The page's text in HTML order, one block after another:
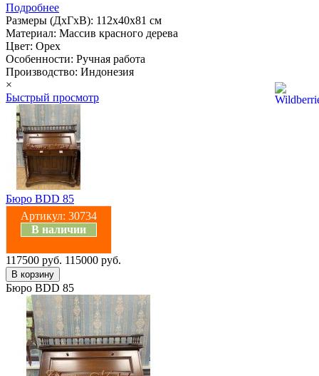
Подробнее
Размеры (ДхГхВ): 112х40х81 см
Материал: Массив красного дерева
Цвет: Орех
Особенности: Ручная работа
Производство: Индонезия
×
Быстрый просмотр
Бюро BDD 85
Артикул: 30734
В наличии
117500 руб. 115000 руб.
Бюро BDD 85